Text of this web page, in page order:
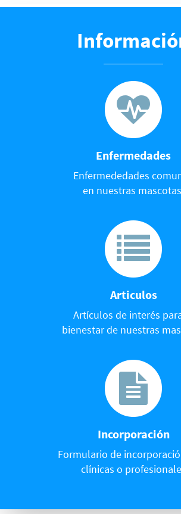
Enfermedades
Enfermededades
en nuestras
Articulos
Artículos de interés
bienestar de nuestras
Incorporación
Formulario de
clínicas o